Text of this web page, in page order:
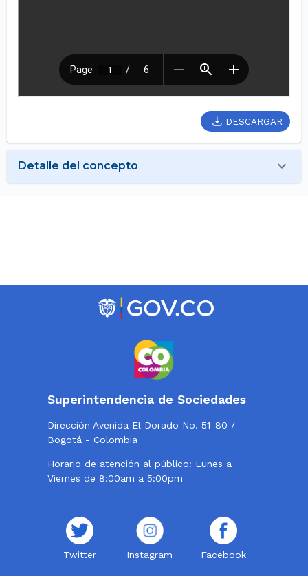
DESCARGAR
Detalle del concepto
Superintendencia de Sociedades
Dirección Avenida El Dorado No. 51-80 /
Bogotá - Colombia
Horario de atención al público: Lunes a
Viernes de 8:00am a 5:00pm
Twitter Instagram Facebook